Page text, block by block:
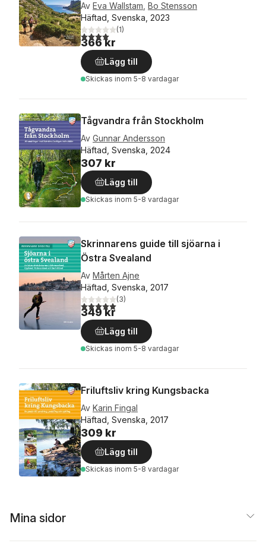
Av Eva Wallstam Bo Stensson
Häftad, Svenska, 2023
4,0utav 5 stjärnor. Totalt antal röster:
(1)
366 kr
Lägg till
Skickas inom 5-8 vardagar
Tågvandra från Stockholm
Av Gunnar Andersson
Häftad, Svenska, 2024
307 kr
Lägg till
Skickas inom 5-8 vardagar
Skrinnarens guide till sjöarna i
Östra Svealand
Av Mårten Ajne
Häftad, Svenska, 2017
5,0utav 5 stjärnor. Totalt antal röster:
(3)
349 kr
Lägg till
Skickas inom 5-8 vardagar
Friluftsliv kring Kungsbacka
Av Karin Fingal
Häftad, Svenska, 2017
309 kr
Lägg till
Skickas inom 5-8 vardagar
Mina sidor